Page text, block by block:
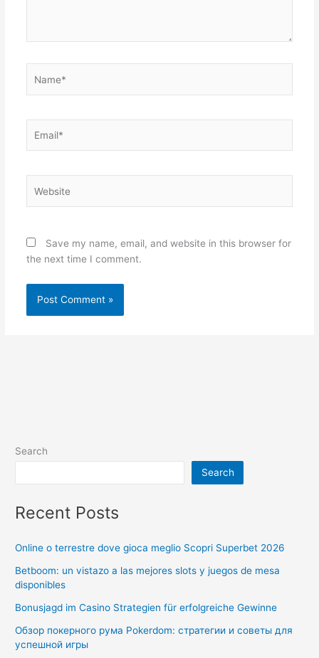
Save my name, email, and website in this browser for
the next time I comment.
Search
Search
Recent Posts
Online o terrestre dove gioca meglio Scopri Superbet 2026
Betboom: un vistazo a las mejores slots y juegos de mesa
disponibles
Bonusjagd im Casino Strategien für erfolgreiche Gewinne
Обзор покерного рума Pokerdom: стратегии и советы для
успешной игры